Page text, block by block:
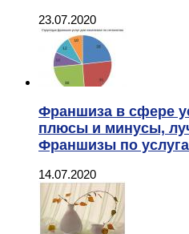
23.07.2020
Франшиза в сфере
плюсы и минусы,
Франшизы по
14.07.2020